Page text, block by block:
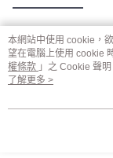
熱門標籤
本網站中使用 cookie，
望在電腦上使用 cookie
權條款 」之 Cookie 聲
用條款之 Cookie 聲明使
了解更多 >